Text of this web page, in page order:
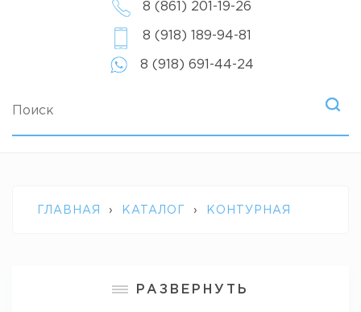
8 (861) 201-19-26
8 (918) 189-94-81
8 (918) 691-44-24
ГЛАВНАЯ › КАТАЛОГ › КОНТУРНАЯ
РАЗВЕРНУТЬ